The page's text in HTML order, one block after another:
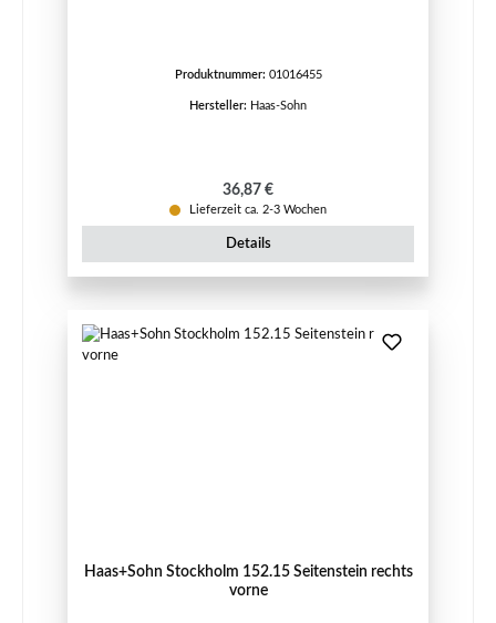
Produktnummer: 01016455
Hersteller: Haas-Sohn
Regulärer Preis:
36,87 €
Lieferzeit ca. 2-3 Wochen
Details
Haas+Sohn Stockholm 152.15 Seitenstein rechts
vorne